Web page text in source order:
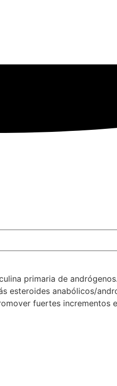
primaria de
esteroides anabólicos/
fuertes incrementos